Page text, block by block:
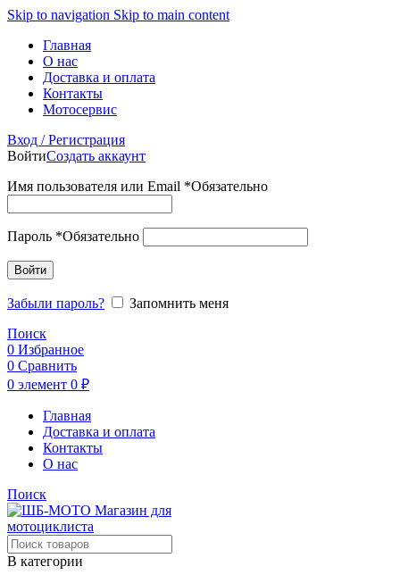
Skip to navigation Skip to main content
Главная
О нас
Доставка и оплата
Контакты
Мотосервис
Вход / Регистрация
ВойтиСоздать аккаунт
Имя пользователя или Email *Обязательно
Пароль *Обязательно
Войти
Забыли пароль?
Запомнить меня
Поиск
0 Избранное
0 Сравнить
0 элемент 0 ₽
Главная
Доставка и оплата
Контакты
О нас
Поиск
В категории